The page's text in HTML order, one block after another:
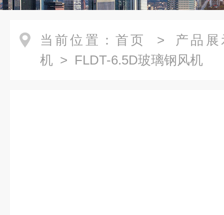
当前位置： 首页 > 产品展
机 > FLDT-6.5D玻璃钢风机